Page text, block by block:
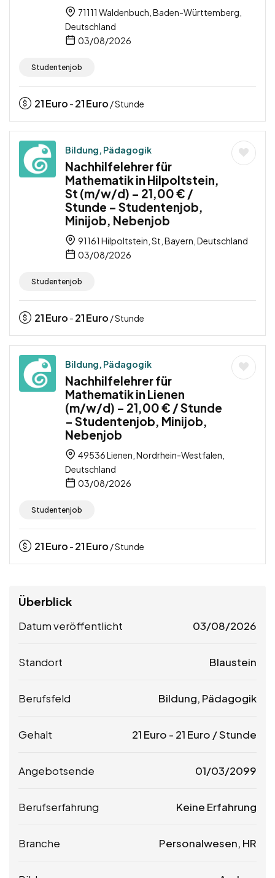
71111 Waldenbuch, Baden-Württemberg,
Deutschland
03/08/2026
Studentenjob
21Euro - 21Euro / Stunde
Bildung, Pädagogik
Nachhilfelehrer für
Mathematik in Hilpoltstein,
St (m/w/d) – 21,00 € /
Stunde – Studentenjob,
Minijob, Nebenjob
91161 Hilpoltstein, St, Bayern, Deutschland
03/08/2026
Studentenjob
21Euro - 21Euro / Stunde
Bildung, Pädagogik
Nachhilfelehrer für
Mathematik in Lienen
(m/w/d) – 21,00 € / Stunde
– Studentenjob, Minijob,
Nebenjob
49536 Lienen, Nordrhein-Westfalen,
Deutschland
03/08/2026
Studentenjob
21Euro - 21Euro / Stunde
Überblick
Datum veröffentlicht 03/08/2026
Standort Blaustein
Berufsfeld Bildung, Pädagogik
Gehalt 21 Euro - 21 Euro / Stunde
Angebotsende 01/03/2099
Berufserfahrung Keine Erfahrung
Branche Personalwesen, HR